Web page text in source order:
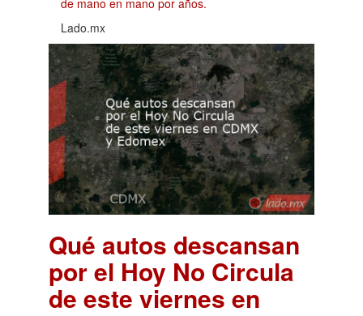
de mano en mano por años.
Lado.mx
Qué autos descansan
por el Hoy No Circula
de este viernes en